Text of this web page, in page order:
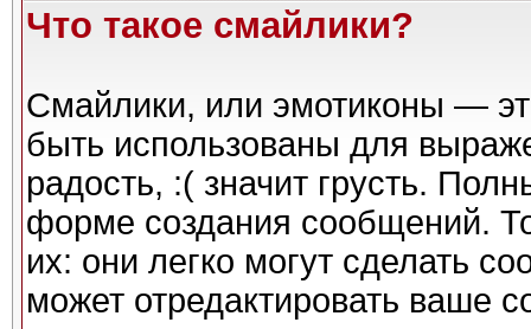
Что такое смайлики?
Смайлики, или эмотиконы —
быть использованы для
радость, :( значит грусть.
форме создания сообщений.
их: они легко могут сделать
может отредактировать ваше